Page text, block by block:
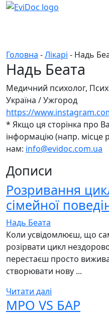
Головна -Лікарі - Надь
Надь Беата
Медичний психолог,
Україна /Ужгород
https://
* Якщо ця сторінка про
інформацію (напр. місце
нам: info@evidoc.com.ua
Дописи
Розривання
сімейної
Надь Беата
Коли усвідомлюєш, що
розірвати цикл
перестаєш просто
створювати нову ...
Читати далі
МРО VS БАР